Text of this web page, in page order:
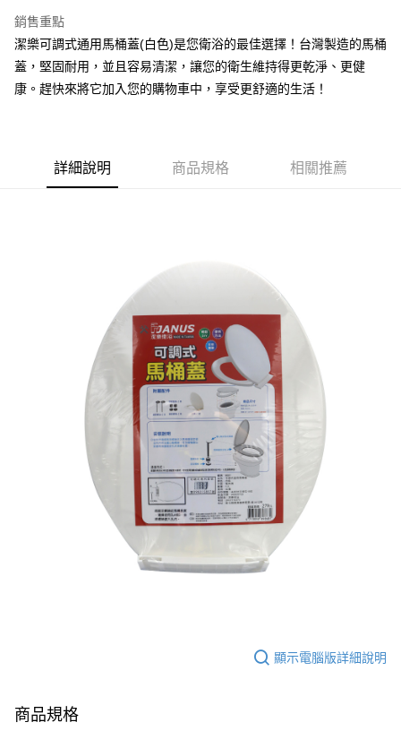
街口支付
悠遊付
Google Pay
AFTEE先享後付是「在收到商品之後才付款」的支付方式。 讓您購物簡單
便利好安心！
【「AFTEE先享後付」結帳流程】
１．於結帳方式選擇「AFTEE先享後付」後，將跳轉至「AFTEE先享後付」
結帳頁面，進行簡訊認證並確認金額後，即可完成結帳。
２．訂單成立數日內，您將收到繳費通知簡訊。
３．收到繳費通知簡訊後14天內，點擊此簡訊中的連結，可透過四大超商／
ATM／網路銀行／等多元方式進行付款，方視為交易完成。
※ 請注意：結帳手續完成當下不需立刻繳費，但若您需要取消訂單，請聯絡
購買商品的店家。未經商家同意取消之訂單仍視為有效，需透過AFTEE先享
後付繳納相關費用。
※ 交易是否成功請以「AFTEE先享後付 」之結帳頁面顯示為準，若有關於
是否繳費成功／繳費後需取消欲退款等相關疑問，請聯繫「AFTEE先享後付
客戶支援中心」
https://netprotections.freshdesk.com/support/home
１．透過由恩沛科技股份有限公司提供之「AFTEE先享後付」服務完成之交
易，需依本服務之必要範圍內提供個人資料，並將交易相關給付款項請求債
權轉讓予恩沛科技股份有限公司。
２．關於個人資料處理事宜，請瀏覽以下網址：
https://aftee.tw/terms/#terms3
３．未成年的使用者請事先徵得法定代理人或監護人之同意方可使用
ATM付款
每筆NT$60，滿NT$599(含以上)免運費
每筆NT$60，滿NT$599(含以上)免運費
每筆NT$60，滿NT$599(含以上)免運費
每筆NT$120，滿NT$899(含以上)免運費
銷售重點
潔樂可調式通用馬桶蓋(白色)是您衛浴的最佳選擇！台灣製造的馬桶
蓋，堅固耐用，並且容易清潔，讓您的衛生維持得更乾淨、更健
康。趕快來將它加入您的購物車中，享受更舒適的生活！
詳細說明 商品規格 相關推薦
顯示電腦版詳細說明
商品規格